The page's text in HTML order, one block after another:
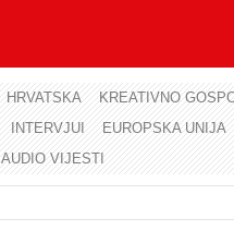
HRVATSKA
KREATIVNO
INTERVJUI EUROPSKA UNIJA
AUDIO VIJESTI
Korisničko ime
Lozinka